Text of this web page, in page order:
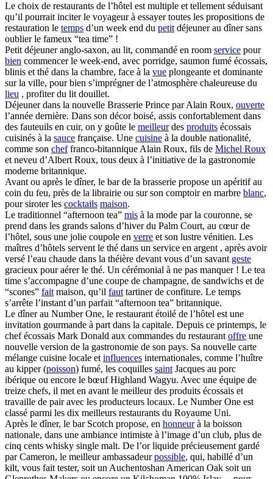
Le choix de restaurants de l’hôtel est multiple et tellement séduisant
qu’il pourrait inciter le voyageur à essayer toutes les propositions de
restauration le temps d’un week end du petit déjeuner au dîner sans
oublier le fameux “tea time” !
Petit déjeuner anglo-saxon, au lit, commandé en room service pour
bien commencer le week-end, avec porridge, saumon fumé écossais,
blinis et thé dans la chambre, face à la vue plongeante et dominante
sur la ville, pour bien s’imprégner de l’atmosphère chaleureuse du
lieu , profiter du lit douillet.
Déjeuner dans la nouvelle Brasserie Prince par Alain Roux, ouverte
l’année dernière. Dans son décor boisé, assis confortablement dans
des fauteuils en cuir, on y goûte le meilleurdes produits écossais
cuisinés à la sauce française. Une cuisine à la double nationalité,
comme son cheffranco-bitannique Alain Roux, fils de Michel Roux
et neveu d’Albert Roux, tous deux à l’initiative de la gastronomie
moderne britannique.
Avant ou après le dîner, le bar de la brasserie propose un apéritif au
coin du feu, près de la librairie ou sur son comptoir en marbre blanc,
pour siroter les cocktails maison.
Le traditionnel “afternoon tea” mis à la mode par la couronne, se
prend dans les grands salons d’hiver du Palm Court, au cœur de
l’hôtel, sous une jolie coupole en verre et son lustre vénitien. Les
maîtres d’hôtels servent le thé dans un service en argent , après avoir
versé l’eau chaude dans la théière devant vous d’un savant geste
gracieux pour aérer le thé. Un cérémonial à ne pas manquer ! Le tea
time s’accompagne d’une coupe de champagne, de sandwichs et de
“scones” fait maison, qu’il faut tartiner de confiture. Le temps
s’arrête l’instant d’un parfait “afternoon tea” britannique.
Le dîner au Number One, le restaurant étoilé de l’hôtel est une
invitation gourmande à part dans la capitale. Depuis ce printemps, le
chef écossais Mark Donald aux commandes du restaurant offre une
nouvelle version de la gastronomie de son pays. Sa nouvelle carte
mélange cuisine locale et influences internationales, comme l’huître
au kipper (poisson) fumé, les coquilles saint Jacques au porc
ibérique ou encore le bœuf Highland Wagyu. Avec une équipe de
treize chefs, il met en avant le meilleur des produits écossais et
travaille de pair avec les producteurs locaux. Le Number One est
classé parmi les dix meilleurs restaurants du Royaume Uni.
Après le dîner, le bar Scotch propose, en honneurà la boisson
nationale, dans une ambiance intimiste à l’image d’un club, plus de
cinq cents whisky single malt. De l’or liquide précieusement gardé
par Cameron, le meilleur ambassadeurpossible, qui, habillé d’un
kilt, vous fait tester, soit un Auchentoshan American Oak soit un